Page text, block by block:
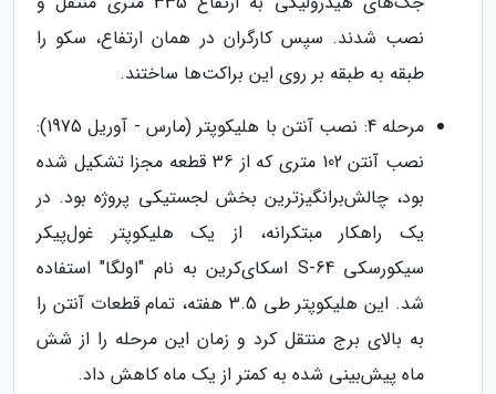
نصب شدند. سپس کارگران در همان ارتفاع، سکو را
طبقه به طبقه بر روی این براکت‌ها ساختند.
مرحله 4: نصب آنتن با هلیکوپتر (مارس - آوریل 1975):
نصب آنتن 102 متری که از 36 قطعه مجزا تشکیل شده
بود، چالش‌برانگیزترین بخش لجستیکی پروژه بود. در
یک راهکار مبتکرانه، از یک هلیکوپتر غول‌پیکر
سیکورسکی S-64 اسکای‌کرین به نام "اولگا" استفاده
شد. این هلیکوپتر طی 3.5 هفته، تمام قطعات آنتن را
به بالای برج منتقل کرد و زمان این مرحله را از شش
ماه پیش‌بینی شده به کمتر از یک ماه کاهش داد.